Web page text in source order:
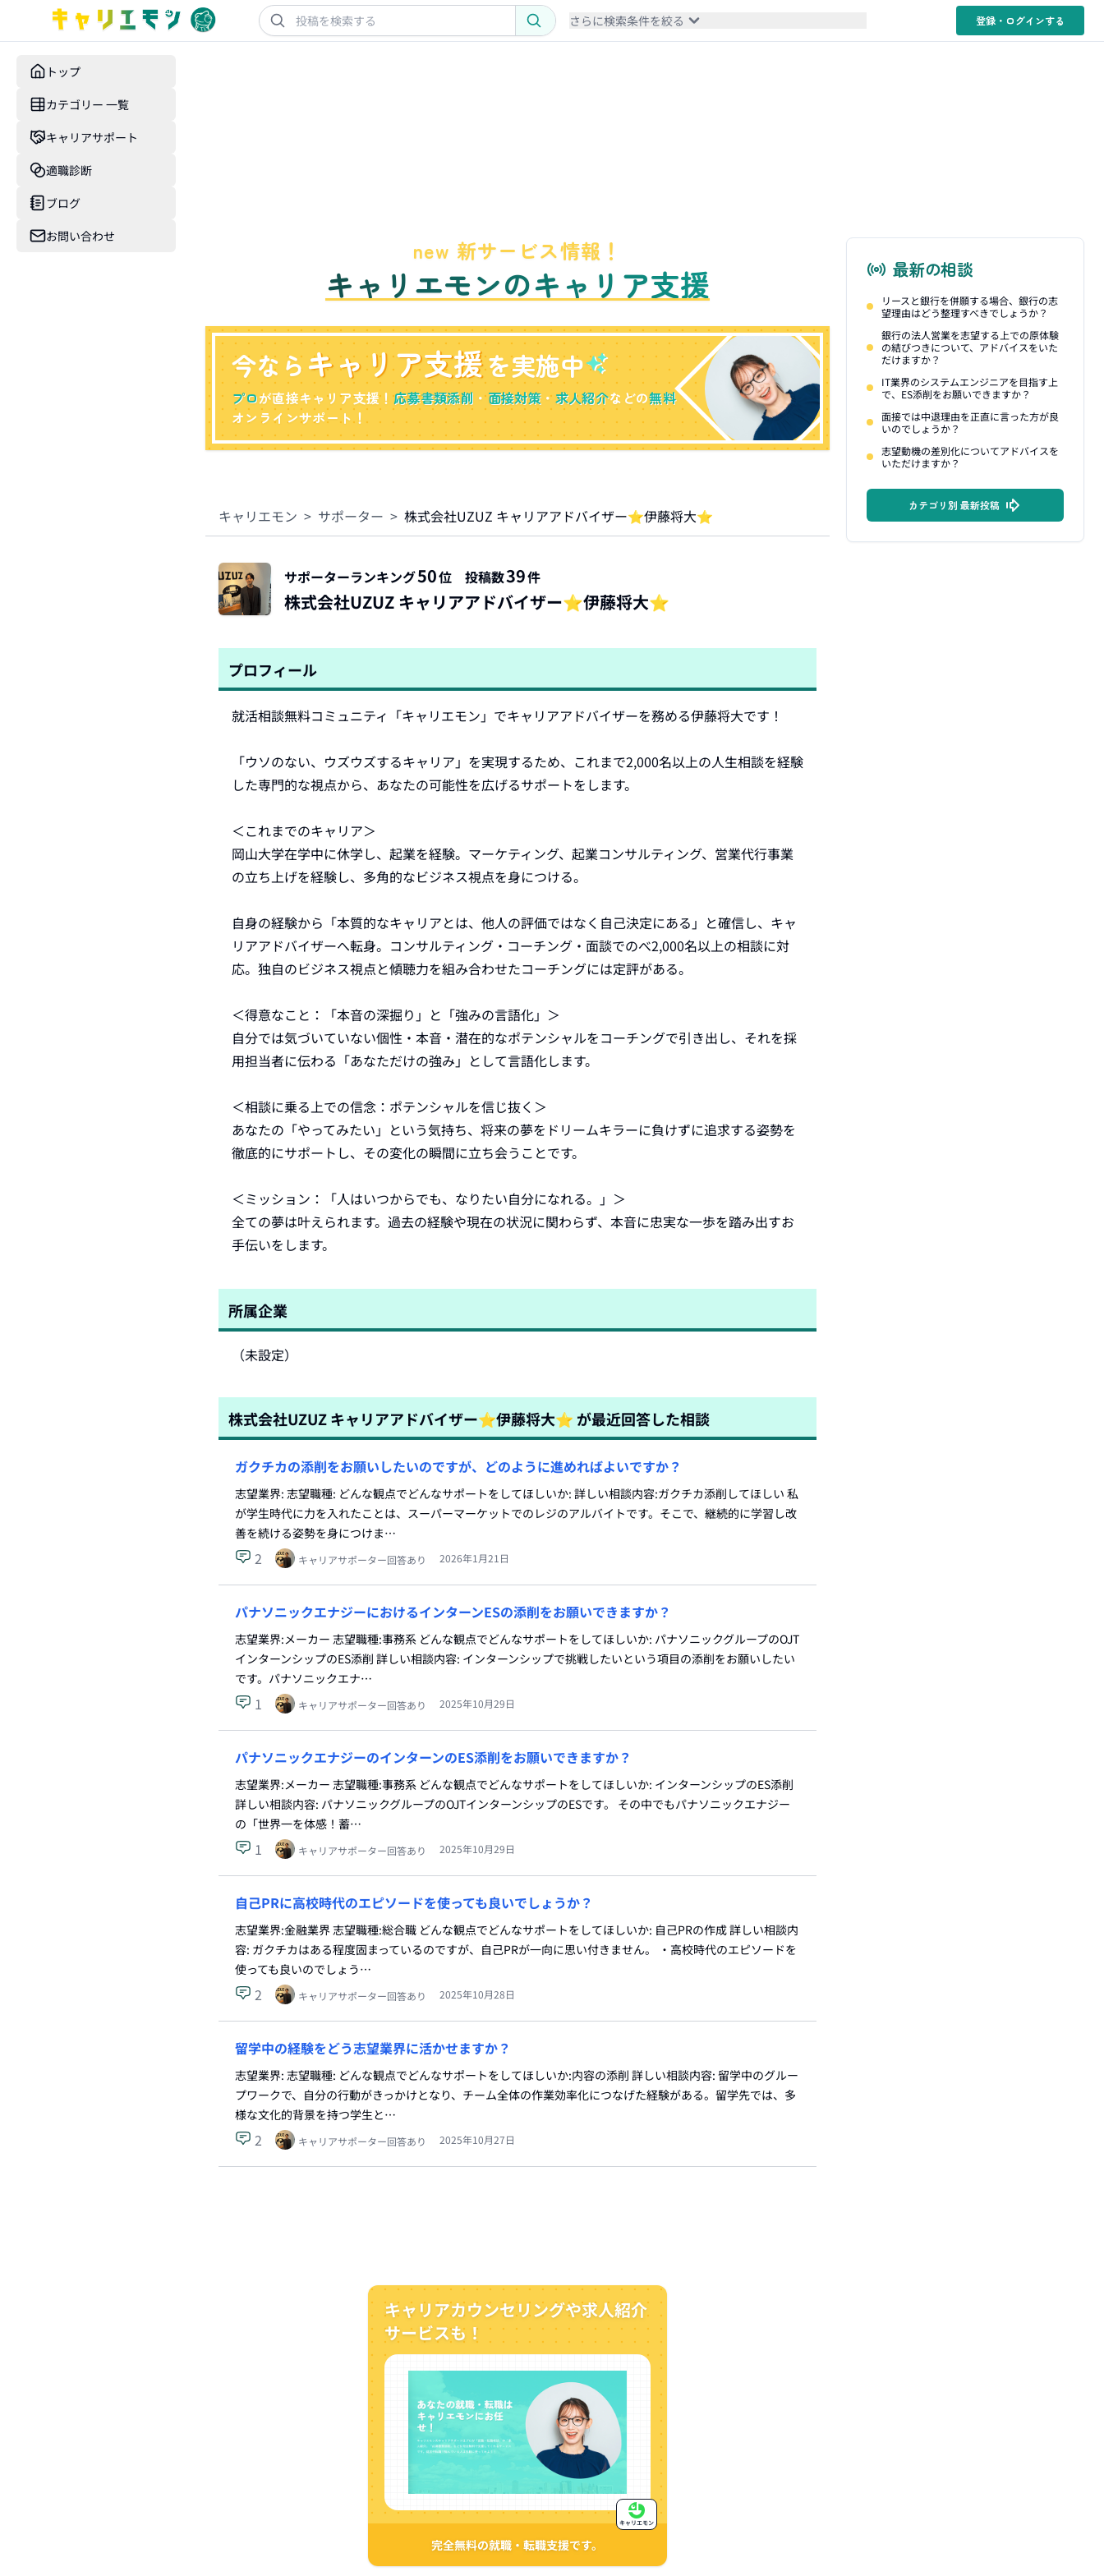
さらに検索条件を絞る 登録・ログインする
トップ
カテゴリー 一覧
キャリアサポート
適職診断
ブログ
お問い合わせ
new 新サービス情報！
キャリエモンのキャリア支援
今ならキャリア支援を実施中
プロが直接キャリア支援！応募書類添削 ・面接対策 ・求人紹介などの無料
オンラインサポート！
キャリエモン > サポーター > 株式会社UZUZ キャリアアドバイザー⭐️伊藤将大⭐️
サポーターランキング50位 投稿数39件
株式会社UZUZ キャリアアドバイザー⭐️伊藤将大⭐️
プロフィール
就活相談無料コミュニティ「キャリエモン」でキャリアアドバイザーを務める伊藤将大です！
「ウソのない、ウズウズするキャリア」を実現するため、これまで2,000名以上の人生相談を経験
した専門的な視点から、あなたの可能性を広げるサポートをします。
＜これまでのキャリア＞
岡山大学在学中に休学し、起業を経験。マーケティング、起業コンサルティング、営業代行事業
の立ち上げを経験し、多角的なビジネス視点を身につける。
自身の経験から「本質的なキャリアとは、他人の評価ではなく自己決定にある」と確信し、キャ
リアアドバイザーへ転身。コンサルティング・コーチング・面談でのべ2,000名以上の相談に対
応。独自のビジネス視点と傾聴力を組み合わせたコーチングには定評がある。
＜得意なこと：「本音の深掘り」と「強みの言語化」＞
自分では気づいていない個性・本音・潜在的なポテンシャルをコーチングで引き出し、それを採
用担当者に伝わる「あなただけの強み」として言語化します。
＜相談に乗る上での信念：ポテンシャルを信じ抜く＞
あなたの「やってみたい」という気持ち、将来の夢をドリームキラーに負けずに追求する姿勢を
徹底的にサポートし、その変化の瞬間に立ち会うことです。
＜ミッション：「人はいつからでも、なりたい自分になれる。」＞
全ての夢は叶えられます。過去の経験や現在の状況に関わらず、本音に忠実な一歩を踏み出すお
手伝いをします。
所属企業
（未設定）
株式会社UZUZ キャリアアドバイザー⭐️伊藤将大⭐️ が最近回答した相談
ガクチカの添削をお願いしたいのですが、どのように進めればよいですか？
志望業界: 志望職種: どんな観点でどんなサポートをしてほしいか: 詳しい相談内容:ガクチカ添削してほしい 私
が学生時代に力を入れたことは、スーパーマーケットでのレジのアルバイトです。そこで、継続的に学習し改
善を続ける姿勢を身につけま…
2 キャリアサポーター回答あり 2026年1月21日
パナソニックエナジーにおけるインターンESの添削をお願いできますか？
志望業界:メーカー 志望職種:事務系 どんな観点でどんなサポートをしてほしいか: パナソニックグループのOJT
インターンシップのES添削 詳しい相談内容: インターンシップで挑戦したいという項目の添削をお願いしたい
です。パナソニックエナ…
1 キャリアサポーター回答あり 2025年10月29日
パナソニックエナジーのインターンのES添削をお願いできますか？
志望業界:メーカー 志望職種:事務系 どんな観点でどんなサポートをしてほしいか: インターンシップのES添削
詳しい相談内容: パナソニックグループのOJTインターンシップのESです。 その中でもパナソニックエナジー
の「世界一を体感！蓄…
1 キャリアサポーター回答あり 2025年10月29日
自己PRに高校時代のエピソードを使っても良いでしょうか？
志望業界:金融業界 志望職種:総合職 どんな観点でどんなサポートをしてほしいか: 自己PRの作成 詳しい相談内
容: ガクチカはある程度固まっているのですが、自己PRが一向に思い付きません。 ・高校時代のエピソードを
使っても良いのでしょう…
2 キャリアサポーター回答あり 2025年10月28日
留学中の経験をどう志望業界に活かせますか？
志望業界: 志望職種: どんな観点でどんなサポートをしてほしいか:内容の添削 詳しい相談内容: 留学中のグルー
プワークで、自分の行動がきっかけとなり、チーム全体の作業効率化につなげた経験がある。留学先では、多
様な文化的背景を持つ学生と…
2 キャリアサポーター回答あり 2025年10月27日
キャリアカウンセリングや求人紹介
サービスも！
完全無料の就職・転職支援です。
キャリエモン
最新の相談
リースと銀行を併願する場合、銀行の志
望理由はどう整理すべきでしょうか？
銀行の法人営業を志望する上での原体験
の結びつきについて、アドバイスをいた
だけますか？
IT業界のシステムエンジニアを目指す上
で、ES添削をお願いできますか？
面接では中退理由を正直に言った方が良
いのでしょうか？
志望動機の差別化についてアドバイスを
いただけますか？
カテゴリ別 最新投稿